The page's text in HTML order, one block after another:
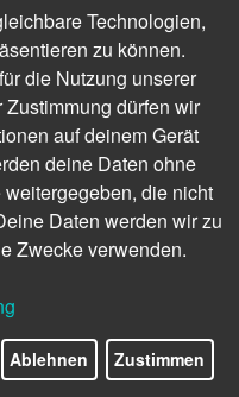
1.784
12.285
6.583
0
2.541
3.621
3.534
0
Technologien,
zu können.
die Nutzung unserer
dürfen wir
auf deinem Gerät
deine Daten ohne
die nicht
Daten werden wir zu
Zwecke verwenden.
Ablehnen Zustimmen